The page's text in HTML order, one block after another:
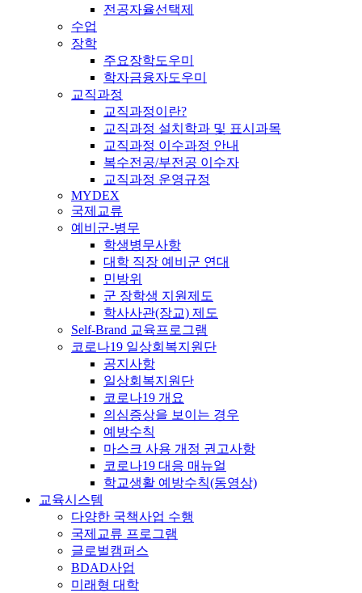
전공자율선택제
수업
장학
주요장학도우미
학자금융자도우미
교직과정
교직과정이란?
교직과정 설치학과 및 표시과목
교직과정 이수과정 안내
복수전공/부전공 이수자
교직과정 운영규정
MYDEX
국제교류
예비군-병무
학생병무사항
대학 직장 예비군 연대
민방위
군 장학생 지원제도
학사사관(장교) 제도
Self-Brand 교육프로그램
코로나19 일상회복지원단
공지사항
일상회복지원단
코로나19 개요
의심증상을 보이는 경우
예방수칙
마스크 사용 개정 권고사항
코로나19 대응 매뉴얼
학교생활 예방수칙(동영상)
교육시스템
다양한 국책사업 수행
국제교류 프로그램
글로벌캠퍼스
BDAD사업
미래형 대학